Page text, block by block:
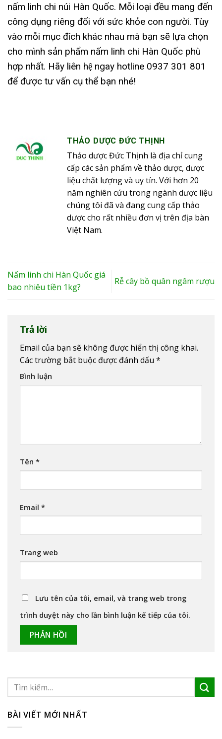
nấm linh chi núi Hàn Quốc. Mỗi loại đều mang đến
công dụng riêng đối với sức khỏe con người. Tùy
vào mỗi mục đích khác nhau mà bạn sẽ lựa chọn
cho mình sản phẩm nấm linh chi Hàn Quốc phù
hợp nhất. Hãy liên hệ ngay hotline 0937 301 801
để được tư vấn cụ thể bạn nhé!
THẢO DƯỢC ĐỨC THỊNH
Thảo dược Đức Thịnh là địa chỉ cung
cấp các sản phẩm về thảo dược, dược
liệu chất lượng và uy tín. Với hơn 20
năm nghiên cứu trong ngành dược liệu
chúng tôi đã và đang cung cấp thảo
dược cho rất nhiều đơn vị trên địa bàn
Việt Nam.
Nấm linh chi Hàn Quốc giá
bao nhiêu tiền 1kg?
Rễ cây bồ quân ngâm rượu
Trả lời
Email của bạn sẽ không được hiển thị công khai.
Các trường bắt buộc được đánh dấu *
Bình luận
Tên *
Email *
Trang web
Lưu tên của tôi, email, và trang web trong
trình duyệt này cho lần bình luận kế tiếp của tôi.
BÀI VIẾT MỚI NHẤT